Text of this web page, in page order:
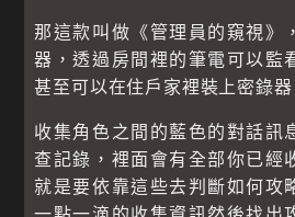
那這款叫做《管理員的窺視》
器，透過房間裡的筆電可以監
甚至可以在住戶家裡裝上密錄器
收集角色之間的藍色的對話訊
查記錄，裡面會有全部你已經
就是要依靠這些去判斷如何攻